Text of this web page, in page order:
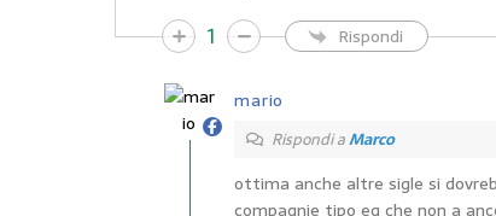
1
Rispondi
mario
Rispondi aMarco
ottima anche altre sigle si
compagnie tipo eg che non a